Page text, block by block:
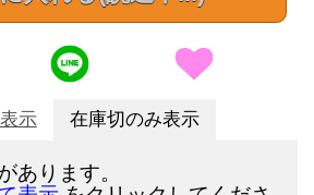
示 在庫切のみ表示
あります。